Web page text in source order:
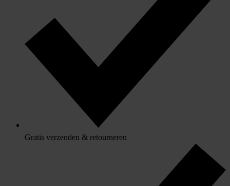
Gratis verzenden & retourneren